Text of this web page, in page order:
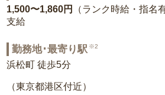
1,500〜1,860円
（ランク時給・指名
支給
勤務地･最寄り駅 ※2
浜松町 徒歩5分
（東京都港区付近）